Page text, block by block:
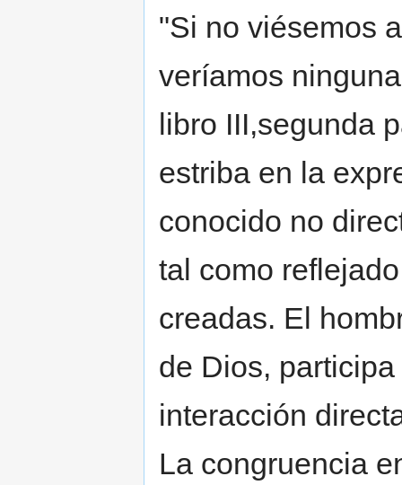
"Si no viésemos
veríamos
libro III,segunda
estriba en la
conocido no
tal como
creadas. El
de Dios,
interacción
La congruencia